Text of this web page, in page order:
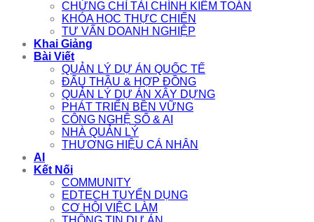
CHỨNG CHỈ TÀI CHÍNH KIỂM TOÁN
KHÓA HỌC THỰC CHIẾN
TƯ VẤN DOANH NGHIỆP
Khai Giảng
Bài Viết
QUẢN LÝ DỰ ÁN QUỐC TẾ
ĐẤU THẦU & HỢP ĐỒNG
QUẢN LÝ DỰ ÁN XÂY DỰNG
PHÁT TRIỂN BỀN VỮNG
CÔNG NGHỆ SỐ & AI
NHÀ QUẢN LÝ
THƯƠNG HIỆU CÁ NHÂN
AI
Kết Nối
COMMUNITY
EDTECH TUYỂN DỤNG
CƠ HỘI VIỆC LÀM